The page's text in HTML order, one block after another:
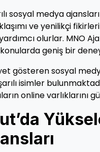
sosyal medya
ve yenilikçi
olurlar. MNO
geniş bir
gösteren sosyal medya
isimler
online